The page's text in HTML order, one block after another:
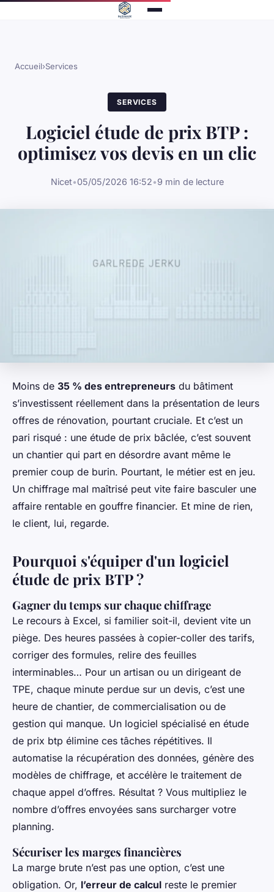
Accueil›Services
SERVICES
Logiciel étude de prix BTP :
optimisez vos devis en un clic
Nicet•05/05/2026 16:52•9 min de lecture
Moins de 35 % des entrepreneurs du bâtiment
s’investissent réellement dans la présentation de leurs
offres de rénovation, pourtant cruciale. Et c’est un
pari risqué : une étude de prix bâclée, c’est souvent
un chantier qui part en désordre avant même le
premier coup de burin. Pourtant, le métier est en jeu.
Un chiffrage mal maîtrisé peut vite faire basculer une
affaire rentable en gouffre financier. Et mine de rien,
le client, lui, regarde.
Pourquoi s'équiper d'un logiciel
étude de prix BTP ?
Gagner du temps sur chaque chiffrage
Le recours à Excel, si familier soit-il, devient vite un
piège. Des heures passées à copier-coller des tarifs,
corriger des formules, relire des feuilles
interminables… Pour un artisan ou un dirigeant de
TPE, chaque minute perdue sur un devis, c’est une
heure de chantier, de commercialisation ou de
gestion qui manque. Un logiciel spécialisé en étude
de prix btp élimine ces tâches répétitives. Il
automatise la récupération des données, génère des
modèles de chiffrage, et accélère le traitement de
chaque appel d’offres. Résultat ? Vous multipliez le
nombre d’offres envoyées sans surcharger votre
planning.
Sécuriser les marges financières
La marge brute n’est pas une option, c’est une
obligation. Or, l’erreur de calcul reste le premier